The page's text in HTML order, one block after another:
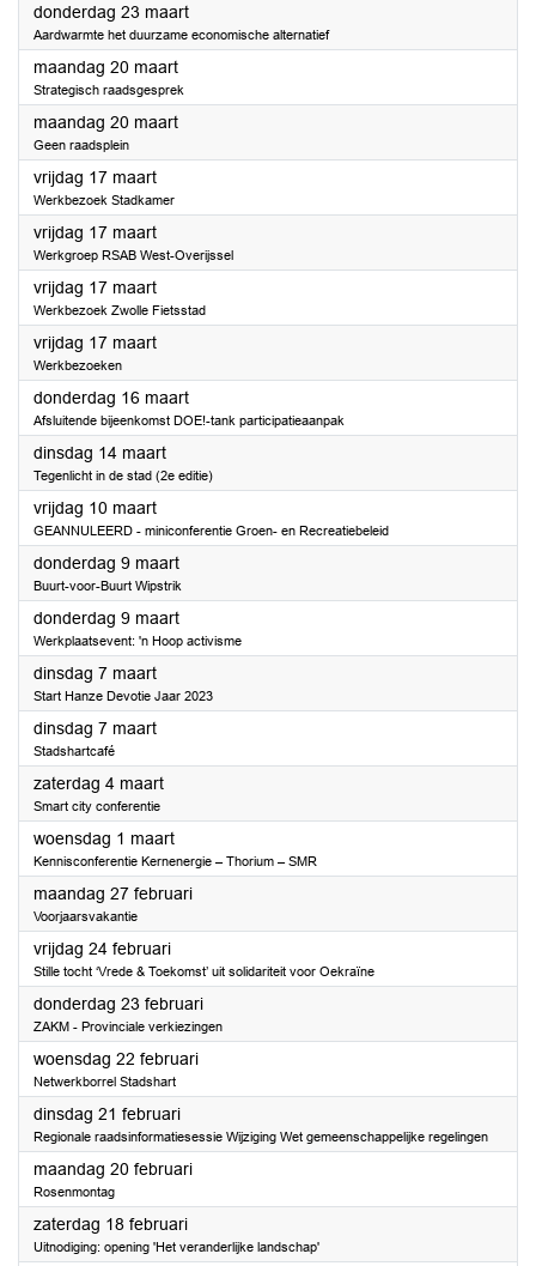
donderdag 23 maart2023
Aardwarmte het duurzame economische alternatief
maandag 20 maart2023
Strategisch raadsgesprek
maandag 20 maart2023
Geen raadsplein
vrijdag 17 maart2023
Werkbezoek Stadkamer
vrijdag 17 maart2023
Werkgroep RSAB West-Overijssel
vrijdag 17 maart2023
Werkbezoek Zwolle Fietsstad
vrijdag 17 maart2023
Werkbezoeken
donderdag 16 maart2023
Afsluitende bijeenkomst DOE!-tank participatieaanpak
dinsdag 14 maart2023
Tegenlicht in de stad (2e editie)
vrijdag 10 maart2023
GEANNULEERD - miniconferentie Groen- en Recreatiebeleid
donderdag 9 maart2023
Buurt-voor-Buurt Wipstrik
donderdag 9 maart2023
Werkplaatsevent: 'n Hoop activisme
dinsdag 7 maart2023
Start Hanze Devotie Jaar 2023
dinsdag 7 maart2023
Stadshartcafé
zaterdag 4 maart2023
Smart city conferentie
woensdag 1 maart2023
Kennisconferentie Kernenergie – Thorium – SMR
maandag 27 februari2023
Voorjaarsvakantie
vrijdag 24 februari2023
Stille tocht ‘Vrede & Toekomst’ uit solidariteit voor Oekraïne
donderdag 23 februari2023
ZAKM - Provinciale verkiezingen
woensdag 22 februari2023
Netwerkborrel Stadshart
dinsdag 21 februari2023
Regionale raadsinformatiesessie Wijziging Wet gemeenschappelijke regelingen
maandag 20 februari2023
Rosenmontag
zaterdag 18 februari2023
Uitnodiging: opening 'Het veranderlijke landschap'